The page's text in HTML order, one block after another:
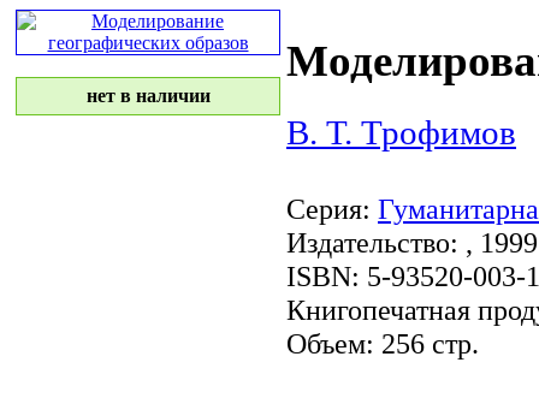
нет в наличии
В. Т. Трофимов
Серия:
Издательство: ,
ISBN: 5-93520-003-1
Книгопечатная
Объем: 256 стр.